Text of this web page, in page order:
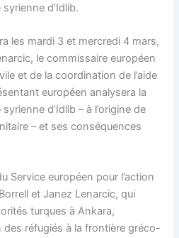
d’Idlib.
les mardi 3 et mercredi 4 mars,
le commissaire européen
et de la coordination de l’aide
européen analysera la
d’Idlib – à l’origine de
– et ses conséquences
Service européen pour l’action
et Janez Lenarcic, qui
turques à Ankara,
réfugiés à la frontière gréco-